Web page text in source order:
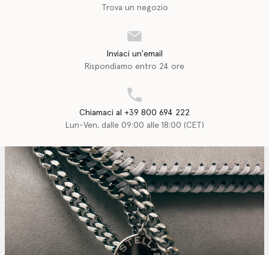
Trova un negozio
Inviaci un'email
Rispondiamo entro 24 ore
Chiamaci al +39 800 694 222
Lun-Ven, dalle 09:00 alle 18:00 (CET)